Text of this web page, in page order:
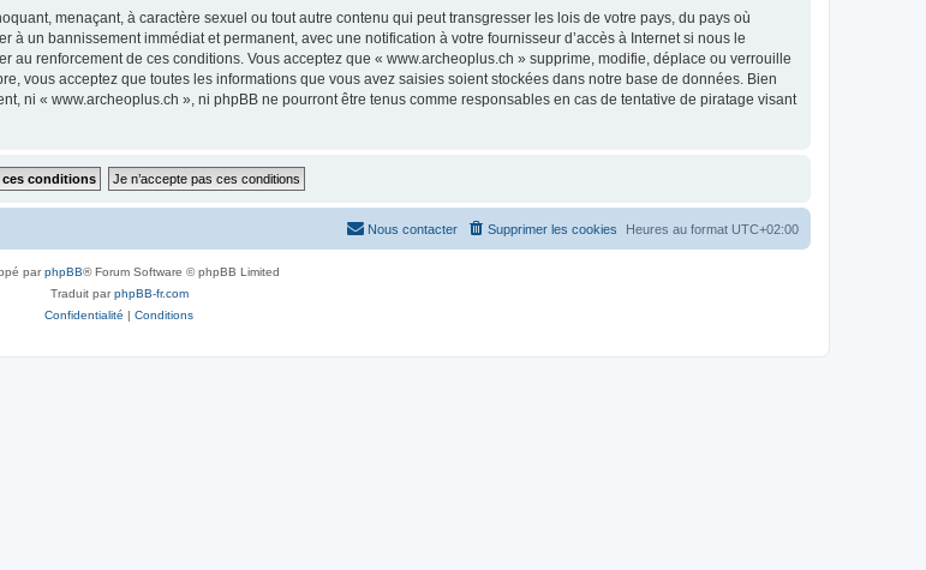
menaçant, à caractère sexuel ou tout autre contenu qui peut transgresser les lois de votre pays, du pays où
un bannissement immédiat et permanent, avec une notification à votre fournisseur d’accès à Internet si nous le
renforcement de ces conditions. Vous acceptez que « www.archeoplus.ch » supprime, modifie, déplace ou verrouille
vous acceptez que toutes les informations que vous avez saisies soient stockées dans notre base de données. Bien
ni « www.archeoplus.ch », ni phpBB ne pourront être tenus comme responsables en cas de tentative de piratage visant
Heures au format UTC+02:00
Supprimer les cookies
Nous contacter
parphpBB® Forum Software © phpBB Limited
Traduit parphpBB-fr.com
Confidentialité | Conditions